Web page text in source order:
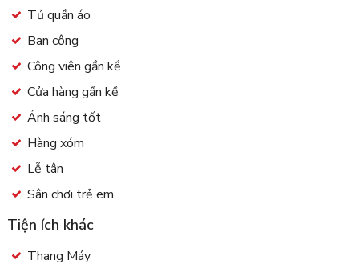
Tủ quần áo
Ban công
Công viên gần kề
Cửa hàng gần kề
Ánh sáng tốt
Hàng xóm
Lễ tân
Sân chơi trẻ em
Tiện ích khác
Thang Máy